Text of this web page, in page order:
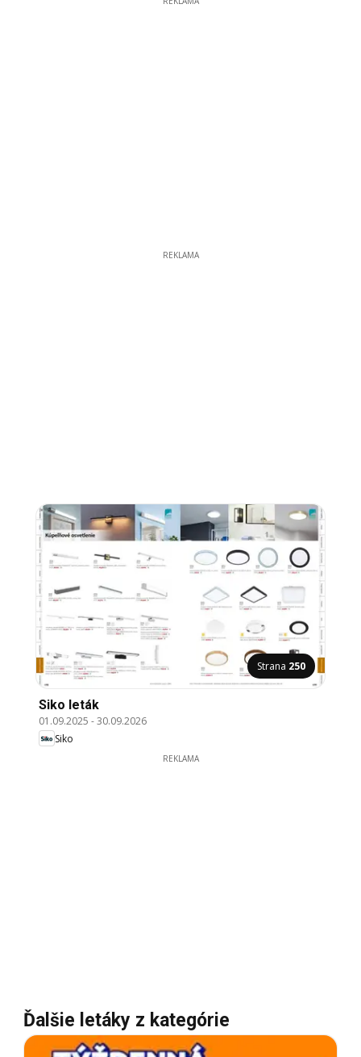
REKLAMA
Strana 250
Siko leták
01.09.2025 -30.09.2026
Siko
REKLAMA
Ďalšie letáky z kategórie